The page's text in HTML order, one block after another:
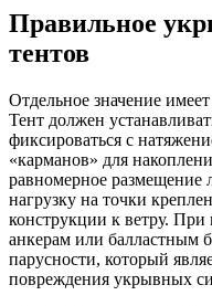
Правильное
тентов
Отдельное значение
Тент должен
фиксироваться с
«карманов» для
равномерное
нагрузку на точки
конструкции к ветру.
анкерам или балластным
парусности, который
повреждения укрывных